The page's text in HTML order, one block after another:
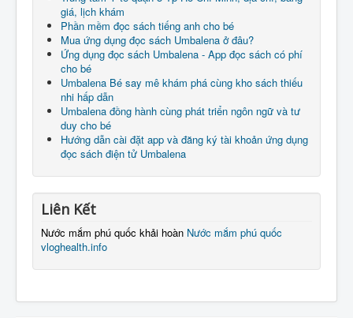
giá, lịch khám
Phần mềm đọc sách tiếng anh cho bé
Mua ứng dụng đọc sách Umbalena ở đâu?
Ứng dụng đọc sách Umbalena - App đọc sách có phí
cho bé
Umbalena Bé say mê khám phá cùng kho sách thiếu
nhi hấp dẫn
Umbalena đồng hành cùng phát triển ngôn ngữ và tư
duy cho bé
Hướng dẫn cài đặt app và đăng ký tài khoản ứng dụng
đọc sách điện tử Umbalena
Liên Kết
Nước mắm phú quốc khải hoàn Nước mắm phú quốc
vloghealth.info